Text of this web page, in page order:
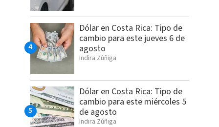
Dólar en Costa Rica: Tipo de
cambio para este jueves 6 de
agosto
Indira Zúñiga
Dólar en Costa Rica: Tipo de
cambio para este miércoles 5
de agosto
Indira Zúñiga